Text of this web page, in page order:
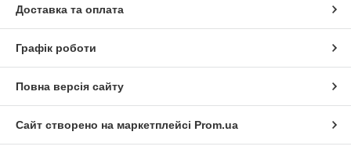
Доставка та оплата
Графік роботи
Повна версія сайту
Сайт створено на маркетплейсі Prom.ua